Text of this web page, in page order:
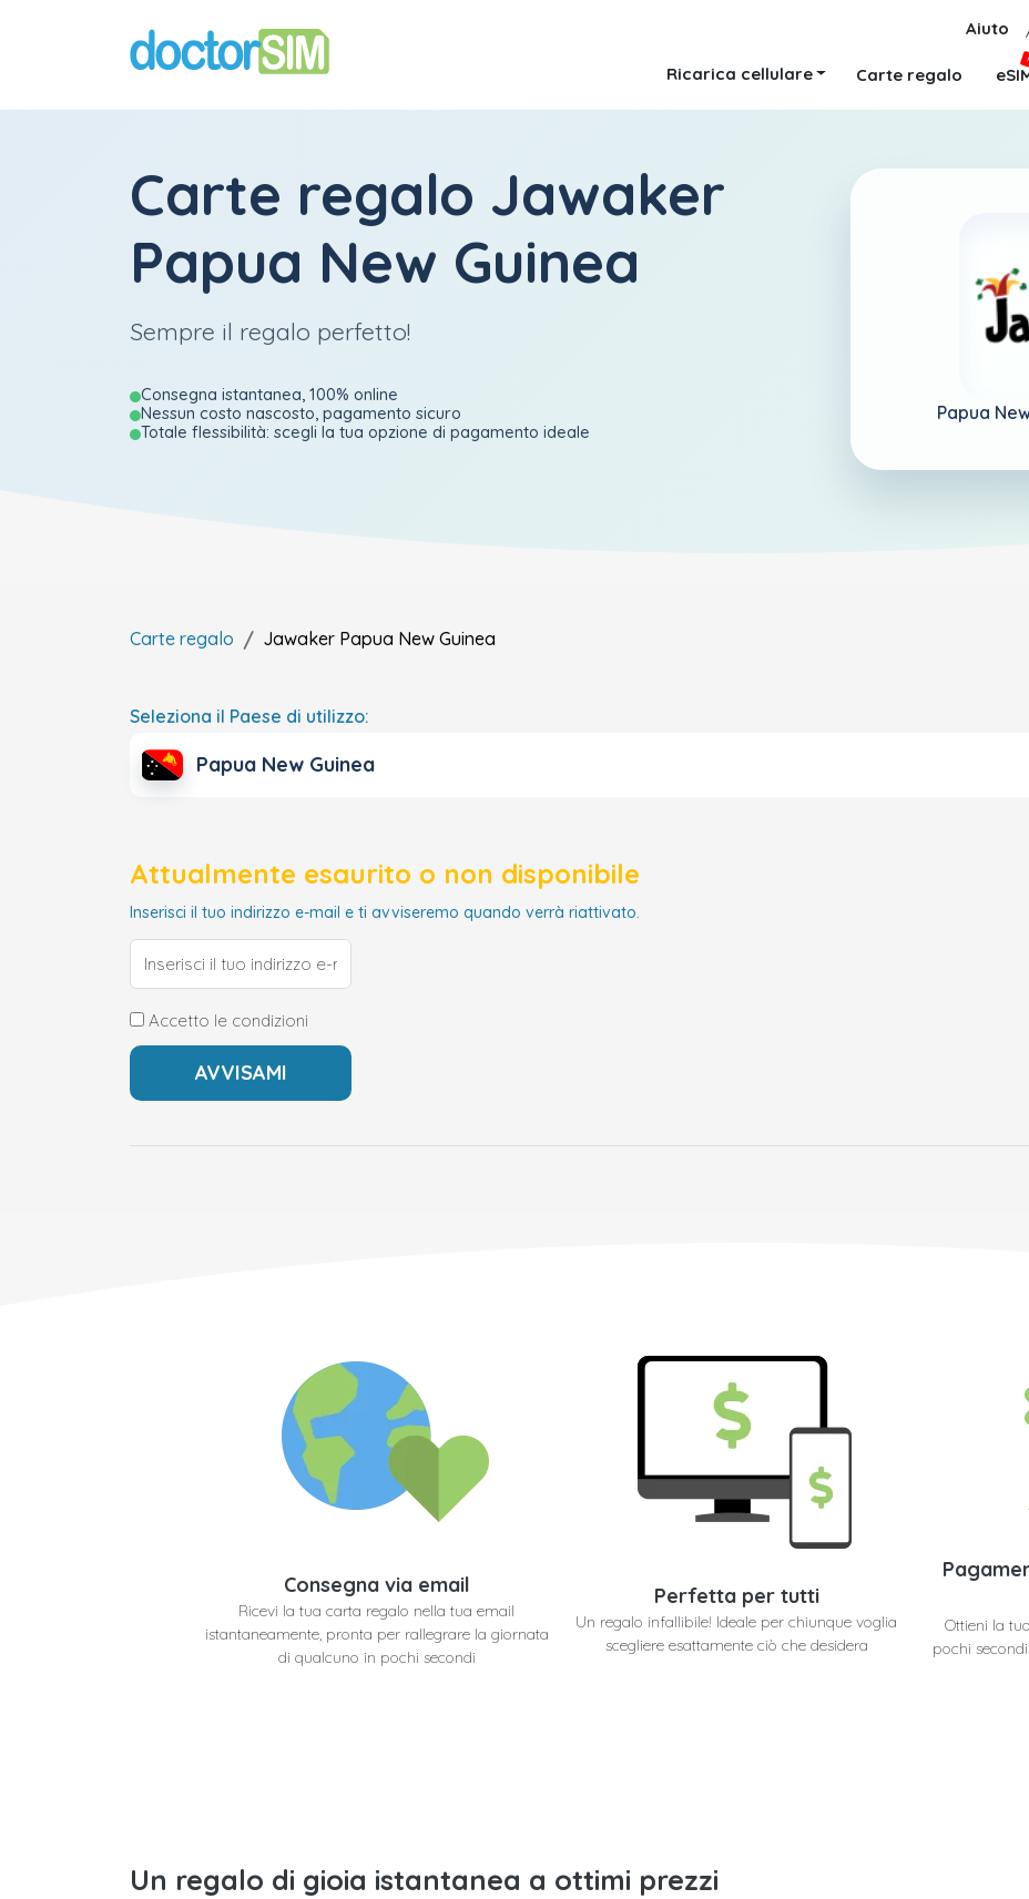
Aiuto
Ricarica cellulare Carte regalo
Carte regalo Jawaker
Papua New Guinea
Sempre il regalo perfetto!
Consegna istantanea, 100% online
Nessun costo nascosto, pagamento sicuro
Totale flessibilità: scegli la tua opzione di pagamento ideale
Papua
Carte regalo Jawaker Papua New Guinea
Seleziona il Paese di utilizzo:
Papua New Guinea
Attualmente esaurito o non disponibile
Inserisci il tuo indirizzo e-mail e ti avviseremo quando verrà riattivato.
Accetto le condizioni
Consegna via email
Ricevi la tua carta regalo nella tua email
istantaneamente, pronta per rallegrare la giornata
di qualcuno in pochi secondi
Perfetta per tutti
Un regalo infallibile! Ideale per chiunque voglia
scegliere esattamente ciò che desidera
Ottieni la
pochi
Un regalo di gioia istantanea a ottimi prezzi